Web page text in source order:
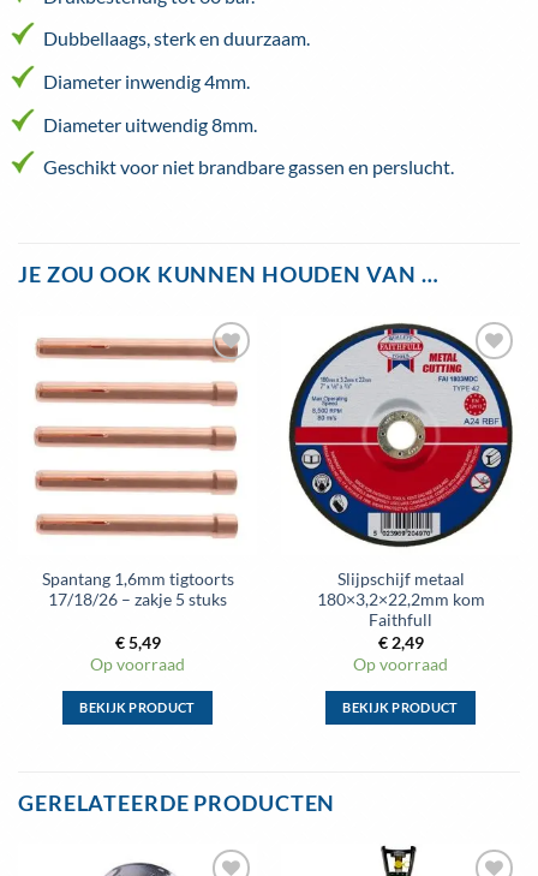
Dubbellaags, sterk en duurzaam.
Diameter inwendig 4mm.
Diameter uitwendig 8mm.
Geschikt voor niet brandbare gassen en perslucht.
JE ZOU OOK KUNNEN HOUDEN VAN …
aan
wenslijst
Spantang 1,6mm tigtoorts
17/18/26 – zakje 5 stuks
€5,49
Op voorraad
BEKIJK PRODUCT
meerdere
Deze
Toevoegen
aan
wenslijst
Slijpschijf metaal
180×3,2×22,2mm kom
Faithfull
€2,49
Op voorraad
BEKIJK PRODUCT
Deze
GERELATEERDE PRODUCTEN